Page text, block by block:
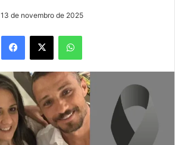
13 de novembro de 2025
Facebook
X WhatsApp